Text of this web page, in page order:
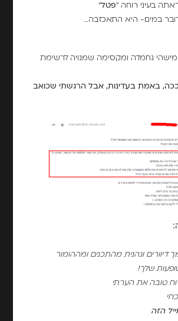
בעיני רוחה "פטל"
במים- היא התאכזבה…
נחמדה ומקסימה שמנויה לרשימת
באמת בעדינות, אבל הרגשתי שכואב
ונהנית מהתכנים ומההומור
שלך!
טובה את הערתי
הזה